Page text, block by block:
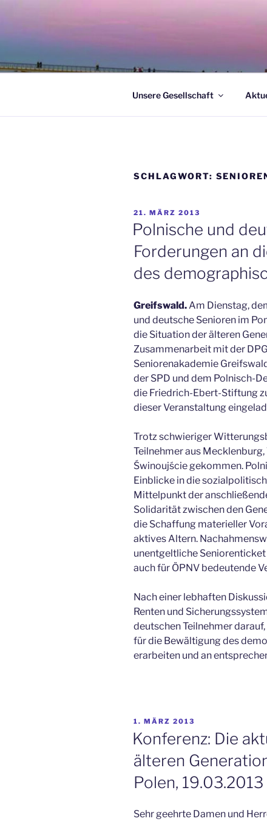
springen
Unsere Gesellschaft
SCHLAGWORT:
VERÖFFENTLICHT
AM
21. MÄRZ 2013
Polnische und
Forderungen an
des
Greifswald. Am Dienstag,
und deutsche Senioren im
die Situation der älteren
Zusammenarbeit mit der
Seniorenakademie
der SPD und dem Polnisch-
die Friedrich-Ebert-Stiftung
dieser Veranstaltung
Trotz schwieriger
Teilnehmer aus
Świnoujście gekommen.
Einblicke in die
Mittelpunkt der
Solidarität zwischen den
die Schaffung materieller
aktives Altern.
unentgeltliche Seniorenticket
auch für ÖPNV bedeutende
Nach einer lebhaften
Renten und
deutschen Teilnehmer
für die Bewältigung des
erarbeiten und an
VERÖFFENTLICHT
1. MÄRZ 2013
Konferenz: Die
älteren
Polen,
Sehr geehrte Damen und